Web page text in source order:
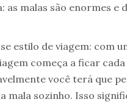
malas são enormes e
estilo de viagem: com
começa a ficar
você terá que
sozinho. Isso